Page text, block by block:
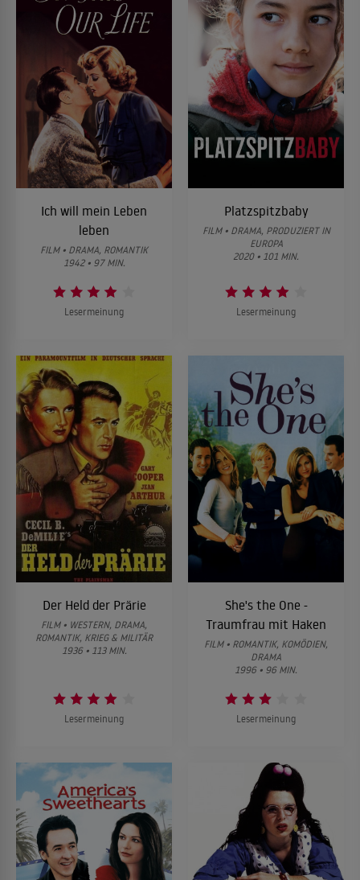
Ich will mein Leben
leben
FILM • DRAMA, ROMANTIK
1942 • 97 MIN.
Lesermeinung
Platzspitzbaby
FILM • DRAMA, PRODUZIERT IN
EUROPA
2020 • 101 MIN.
Lesermeinung
Der Held der Prärie
FILM • WESTERN, DRAMA,
ROMANTIK, KRIEG & MILITÄR
1936 • 113 MIN.
Lesermeinung
She's the One -
Traumfrau mit Haken
FILM • ROMANTIK, KOMÖDIEN,
DRAMA
1996 • 96 MIN.
Lesermeinung